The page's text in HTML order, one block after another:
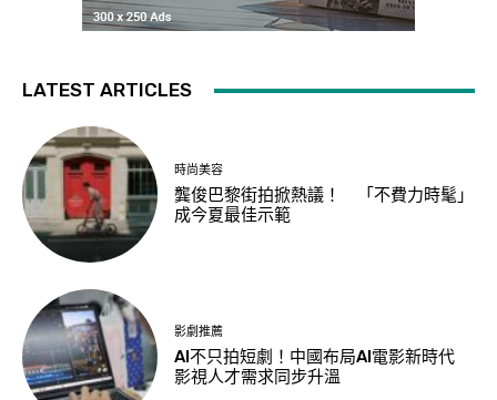
LATEST ARTICLES
時尚美容
龔俊巴黎街拍掀熱議！ 「不費力時髦」
成今夏最佳示範
影劇推薦
AI不只拍短劇！中國布局AI電影新時代
影視人才需求同步升溫